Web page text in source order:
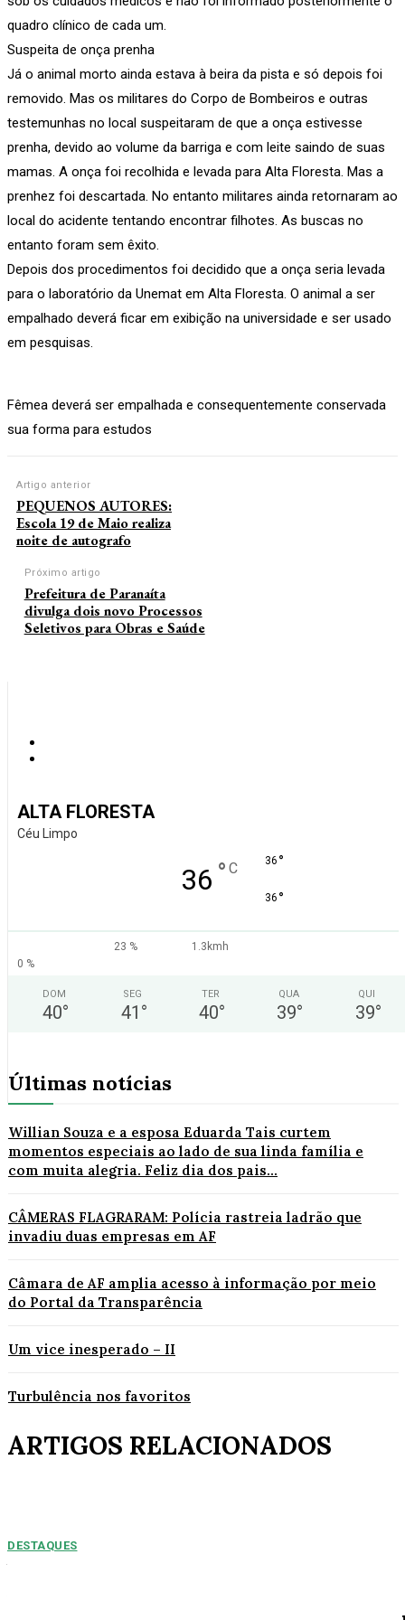
quadro clínico de cada um.
Suspeita de onça prenha
Já o animal morto ainda estava à beira da pista e só depois foi
removido. Mas os militares do Corpo de Bombeiros e outras
testemunhas no local suspeitaram de que a onça estivesse
prenha, devido ao volume da barriga e com leite saindo de suas
mamas. A onça foi recolhida e levada para Alta Floresta. Mas a
prenhez foi descartada. No entanto militares ainda retornaram ao
local do acidente tentando encontrar filhotes. As buscas no
entanto foram sem êxito.
Depois dos procedimentos foi decidido que a onça seria levada
para o laboratório da Unemat em Alta Floresta. O animal a ser
empalhado deverá ficar em exibição na universidade e ser usado
em pesquisas.
Fêmea deverá ser empalhada e consequentemente conservada
sua forma para estudos
Artigo anterior
PEQUENOS AUTORES:
Escola 19 de Maio realiza
noite de autografo
Próximo artigo
Prefeitura de Paranaíta
divulga dois novo Processos
Seletivos para Obras e Saúde
ALTA FLORESTA
Céu Limpo
36 ° C 36 °
36 °
23 %
1.3kmh
0 %
DOM
40°
SEG
41 °
TER
40°
QUA
39°
QUI
39°
Últimas notícias
Willian Souza e a esposa Eduarda Tais curtem
momentos especiais ao lado de sua linda família e
com muita alegria. Feliz dia dos pais...
CÂMERAS FLAGRARAM: Polícia rastreia ladrão que
invadiu duas empresas em AF
Câmara de AF amplia acesso à informação por meio
do Portal da Transparência
Um vice inesperado – II
Turbulência nos favoritos
ARTIGOS RELACIONADOS
DESTAQUES